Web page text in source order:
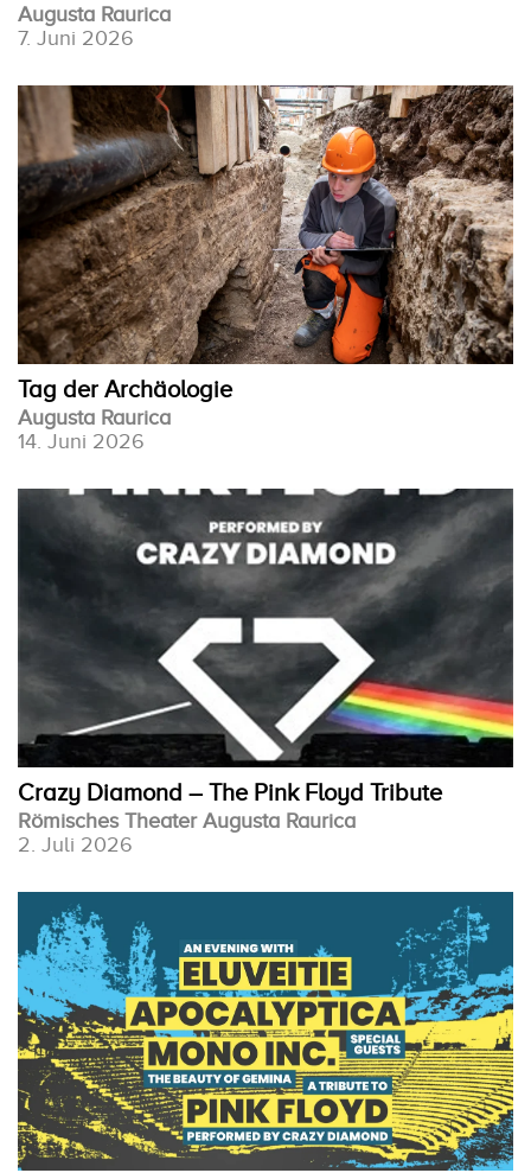
Augusta Raurica
7. Juni 2026
Tag der Archäologie
Augusta Raurica
14. Juni 2026
Crazy Diamond – The Pink Floyd Tribute
Römisches Theater Augusta Raurica
2. Juli 2026